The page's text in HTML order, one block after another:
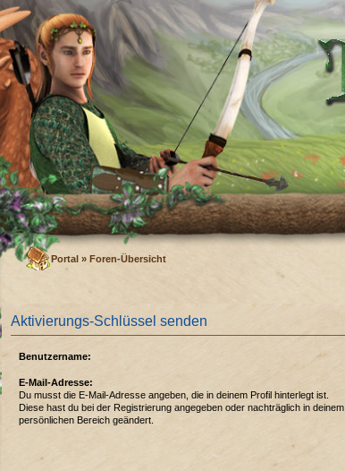
Portal » Foren-Übersicht
Aktivierungs-Schlüssel senden
Benutzername:
E-Mail-Adresse:
Du musst die E-Mail-Adresse angeben, die in deinem Profil hinterlegt ist.
Diese hast du bei der Registrierung angegeben oder nachträglich in deinem
persönlichen Bereich geändert.